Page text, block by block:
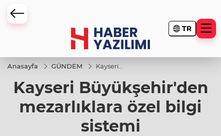
TR
Anasayfa GÜNDEM
Kayseri
mezarlıklara
özel bilgi
sistemi
Kayseri Büyükşehir'den
mezarlıklara özel bilgi
sistemi